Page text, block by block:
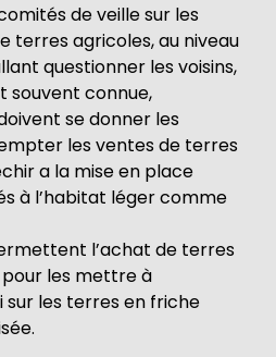
de veille sur les
terres agricoles, au niveau
questionner les voisins,
souvent connue,
se donner les
les ventes de terres
a la mise en place
à l’habitat léger comme
l’achat de terres
les mettre à
sur les terres en friche